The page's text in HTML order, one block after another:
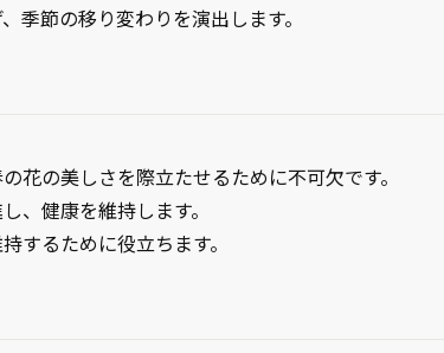
季節の移り変わりを演出します。
花の美しさを際立たせるために不可欠です。
、健康を維持します。
するために役立ちます。